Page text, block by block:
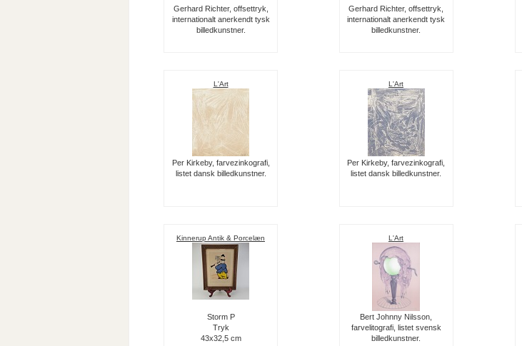
Gerhard Richter, offsettryk,
internationalt anerkendt tysk
billedkunstner.
Gerhard Richter, offsettryk,
internationalt anerkendt tysk
billedkunstner.
L'Art
Per Kirkeby, farvezinkografi,
listet dansk billedkunstner.
L'Art
Per Kirkeby, farvezinkografi,
listet dansk billedkunstner.
Kinnerup Antik & Porcelæn
Storm P
Tryk
43x32,5 cm
L'Art
Bert Johnny Nilsson,
farvelitografi, listet svensk
billedkunstner.